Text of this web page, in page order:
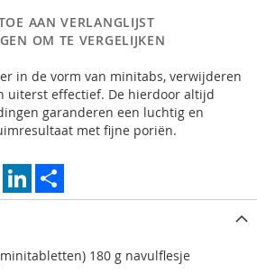
AAN VERLANGLIJST
OM TE VERGELIJKEN
in de vorm van minitabs, verwijderen
uiterst effectief. De hierdoor altijd
garanderen een luchtig en
met fijne poriën.
PinterestLinkedIn
180 g navulflesje